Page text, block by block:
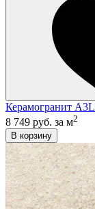
Керамогранит
8 749 руб. за м2
В корзину